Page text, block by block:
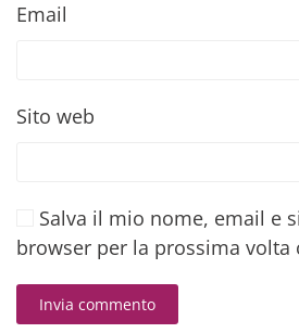
Email
Sito web
Salva il mio nome, email e
browser per la prossima volta
Invia commento